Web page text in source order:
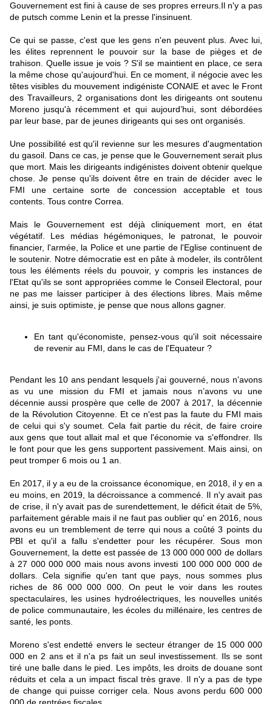
Gouvernement est fini à cause de ses propres erreurs.Il n'y a pas
de putsch comme Lenin et la presse l'insinuent.
Ce qui se passe, c'est que les gens n'en peuvent plus. Avec lui,
les élites reprennent le pouvoir sur la base de pièges et de
trahison. Quelle issue je vois ? S'il se maintient en place, ce sera
la même chose qu'aujourd'hui. En ce moment, il négocie avec les
têtes visibles du mouvement indigéniste CONAIE et avec le Front
des Travailleurs, 2 organisations dont les dirigeants ont soutenu
Moreno jusqu'à récemment et qui aujourd’hui, sont débordées
par leur base, par de jeunes dirigeants qui ses ont organisés.
Une possibilité est qu'il revienne sur les mesures d'augmentation
du gasoil. Dans ce cas, je pense que le Gouvernement serait plus
que mort. Mais les dirigeants indigénistes doivent obtenir quelque
chose. Je pense qu'ils doivent être en train de décider avec le
FMI une certaine sorte de concession acceptable et tous
contents. Tous contre Correa.
Mais le Gouvernement est déjà cliniquement mort, en état
végétatif. Les médias hégémoniques, le patronat, le pouvoir
financier, l'armée, la Police et une partie de l'Eglise continuent de
le soutenir. Notre démocratie est en pâte à modeler, ils contrôlent
tous les éléments réels du pouvoir, y compris les instances de
l'Etat qu'ils se sont appropriées comme le Conseil Electoral, pour
ne pas me laisser participer à des élections libres. Mais même
ainsi, je suis optimiste, je pense que nous allons gagner.
En tant qu'économiste, pensez-vous qu'il soit nécessaire
de revenir au FMI, dans le cas de l'Equateur ?
Pendant les 10 ans pendant lesquels j'ai gouverné, nous n'avons
as vu une mission du FMI et jamais nous n’avons vu une
décennie aussi prospère que celle de 2007 à 2017, la décennie
de la Révolution Citoyenne. Et ce n'est pas la faute du FMI mais
de celui qui s'y soumet. Cela fait partie du récit, de faire croire
aux gens que tout allait mal et que l'économie va s'effondrer. Ils
le font pour que les gens supportent passivement. Mais ainsi, on
peut tromper 6 mois ou 1 an.
En 2017, il y a eu de la croissance économique, en 2018, il y en a
eu moins, en 2019, la décroissance a commencé. Il n'y avait pas
de crise, il n'y avait pas de surendettement, le déficit était de 5%,
parfaitement gérable mais il ne faut pas oublier qu' en 2016, nous
avons eu un tremblement de terre qui nous a coûté 3 points du
PBI et qu'il a fallu s'endetter pour les récupérer. Sous mon
Gouvernement, la dette est passée de 13 000 000 000 de dollars
à 27 000 000 000 mais nous avons investi 100 000 000 000 de
dollars. Cela signifie qu'en tant que pays, nous sommes plus
riches de 86 000 000 000. On peut le voir dans les routes
spectaculaires, les usines hydroélectriques, les nouvelles unités
de police communautaire, les écoles du millénaire, les centres de
santé, les ponts.
Moreno s'est endetté envers le secteur étranger de 15 000 000
000 en 2 ans et il n'a ps fait un seul investissement. Ils se sont
tiré une balle dans le pied. Les impôts, les droits de douane sont
réduits et cela a un impact fiscal très grave. Il n'y a pas de type
de change qui puisse corriger cela. Nous avons perdu 600 000